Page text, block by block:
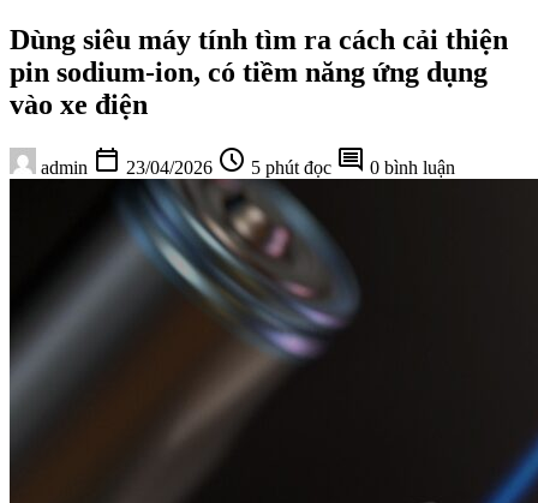
Dùng siêu máy tính tìm ra cách cải thiện
pin sodium-ion, có tiềm năng ứng dụng
vào xe điện
admin calendar_today 23/04/2026 schedule 5 phút đọc comment 0 bình luận